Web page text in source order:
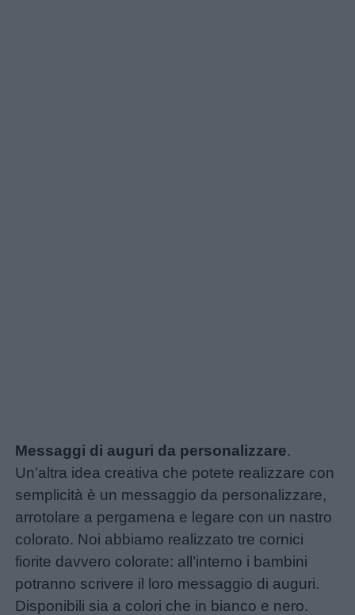
Messaggi di auguri da personalizzare.
Un’altra idea creativa che potete realizzare con
semplicità è un messaggio da personalizzare,
arrotolare a pergamena e legare con un nastro
colorato. Noi abbiamo realizzato tre cornici
fiorite davvero colorate: all’interno i bambini
potranno scrivere il loro messaggio di auguri.
Disponibili sia a colori che in bianco e nero.